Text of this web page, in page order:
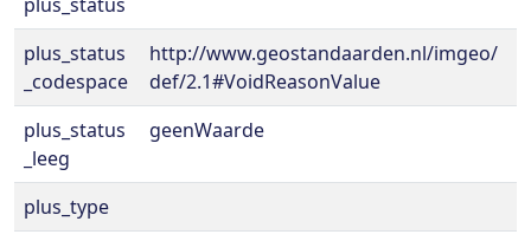
plus_status
_codespace
http://www.geostandaarden.nl/imgeo/
def/2.1#VoidReasonValue
plus_status
_leeg
geenWaarde
plus_type